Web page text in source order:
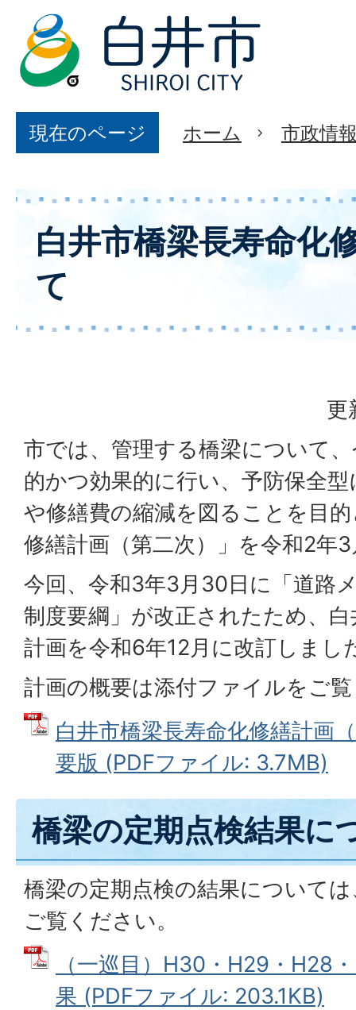
現在のページ ホーム 市政情
白井市橋梁長寿命化
て
更
市では、管理する橋梁について
的かつ効果的に行い、予防保全
や修繕費の縮減を図ることを目
修繕計画（第二次）」を令和2年
今回、令和3年3月30日に「道路
制度要綱」が改正されたため、
計画を令和6年12月に改訂しまし
計画の概要は添付ファイルをご
白井市橋梁長寿命化修繕計画
要版 (PDFファイル: 3.7MB)
橋梁の定期点検結果に
橋梁の定期点検の結果について
ご覧ください。
（一巡目）H30・H29・H28
果 (PDFファイル: 203.1KB)